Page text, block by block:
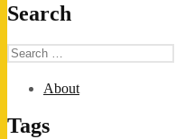
Search
Search
for:
About
Tags